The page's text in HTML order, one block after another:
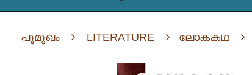
പൂമുഖം LITERATURE ലോകകഥ